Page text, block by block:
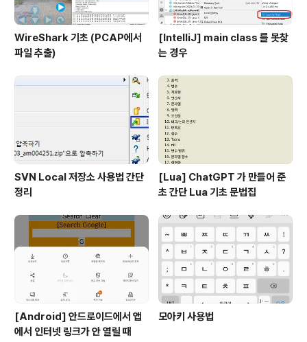
WireShark 기초 (PCAP에서
파일 추출)
[IntelliJ] main class 를 못찾
는 경우
SVN Local 저장소 사용법 간단
정리
[Lua] ChatGPT 가 만들어 준
초 간단 Lua 기초 문법집
[Android] 안드로이드에서 앱
에서 인터넷 링크가 안 열릴 때
모아키 사용법